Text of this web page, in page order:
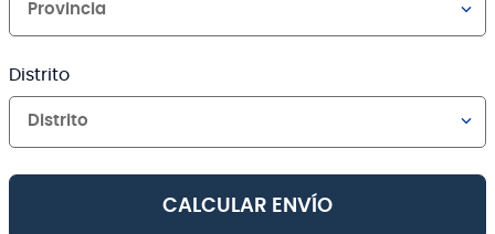
Provincia
Distrito
Distrito
CALCULAR ENVÍO